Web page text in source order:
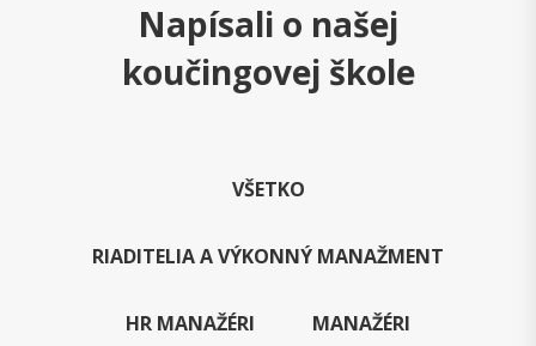
Napísali o našej
koučingovej škole
VŠETKO
RIADITELIA A VÝKONNÝ MANAŽMENT
HR MANAŽÉRI MANAŽÉRI